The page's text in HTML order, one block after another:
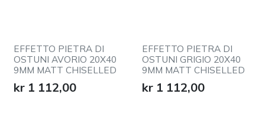
EFFETTO PIETRA DI
OSTUNI AVORIO 20X40
9MM MATT CHISELLED
kr 1 112,00
EFFETTO PIETRA DI
OSTUNI GRIGIO 20X40
9MM MATT CHISELLED
kr 1 112,00